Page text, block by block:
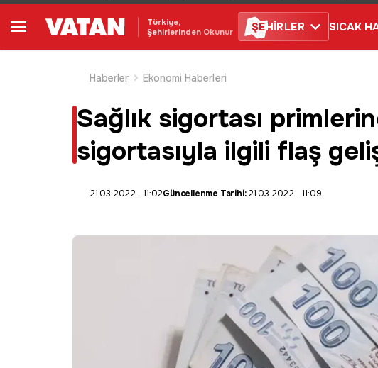
Türkiye,
Şehirlerinden Okunur
ŞEHİRLER SICAK
Haberler
Ekonomi Haberleri
Sağlık sigortası
sigortasıyla ilgili flaş
21.03.2022 - 11:02Güncellenme Tarihi:21.03.2022 - 11:09